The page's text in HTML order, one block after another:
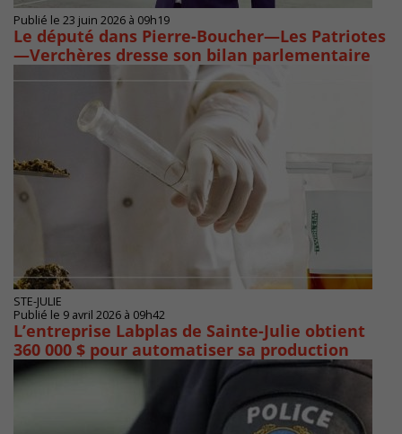
Publié le 23 juin 2026 à 09h19
Le député dans Pierre-Boucher—Les Patriotes
—Verchères dresse son bilan parlementaire
STE-JULIE
Publié le 9 avril 2026 à 09h42
L’entreprise Labplas de Sainte-Julie obtient
360 000 $ pour automatiser sa production